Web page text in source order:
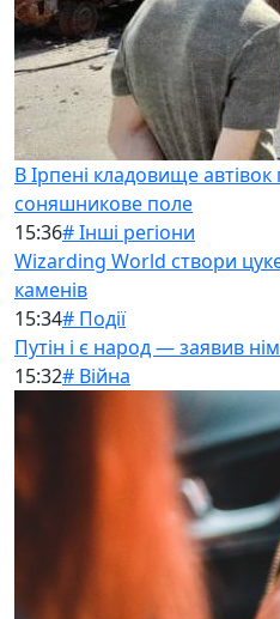
В Ірпені кладовище
соняшникове поле
15:36# Інші регіони
Wizarding World створи
каменів
15:34# Події
Путін і є народ — заявив
15:32# Війна